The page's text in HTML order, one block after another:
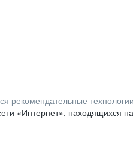
рекомендательные технологии
«Интернет», находящихся